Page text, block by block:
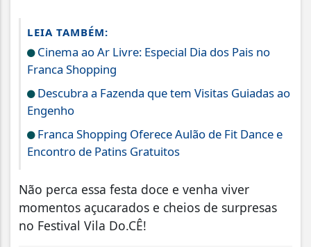
LEIA TAMBÉM:
Cinema ao Ar Livre: Especial Dia dos Pais no
Franca Shopping
Descubra a Fazenda que tem Visitas Guiadas ao
Engenho
Franca Shopping Oferece Aulão de Fit Dance e
Encontro de Patins Gratuitos
Não perca essa festa doce e venha viver
momentos açucarados e cheios de surpresas
no Festival Vila Do.CÊ!